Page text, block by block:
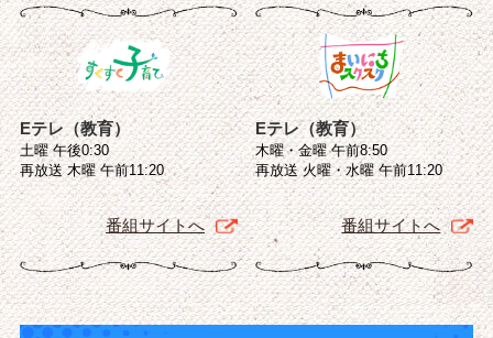
Eテレ（教育）
土曜 午後0:30
再放送 木曜 午前11:20
番組サイトへ
Eテレ（教育）
木曜・金曜 午前8:50
再放送 火曜・水曜 午前11:20
番組サイトへ